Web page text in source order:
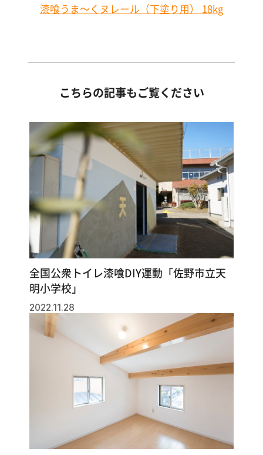
漆喰うま～くヌレール（下塗り用） 18kg
こちらの記事もご覧ください
全国公衆トイレ漆喰DIY運動「佐野市立天
明小学校」
2022.11.28